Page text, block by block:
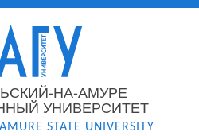
НА-АМУРЕ
УНИВЕРСИТЕТ
STATE UNIVERSITY